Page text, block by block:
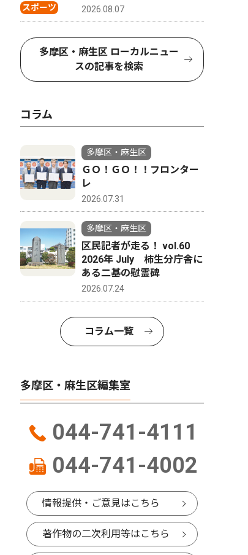
スポーツ 2026.08.07
多摩区・麻生区 ローカルニュー
スの記事を検索
コラム
多摩区・麻生区
ＧＯ！ＧＯ！！フロンター
レ
2026.07.31
多摩区・麻生区
区民記者が走る！ vol.60
2026年 July 柿生分庁舎に
ある二基の慰霊碑
2026.07.24
コラム一覧
多摩区・麻生区編集室
044-741-4111
044-741-4002
情報提供・ご意見はこちら
著作物の二次利用等はこちら